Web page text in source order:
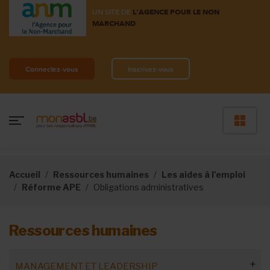
UN SITE DE L'AGENCE POUR LE NON
MARCHAND
Connectez-vous Inscrivez-vous
Accueil Ressources humaines
Les aides à l'emploi
Réforme APE
Obligations administratives
Ressources humaines
MANAGEMENT ET LEADERSHIP